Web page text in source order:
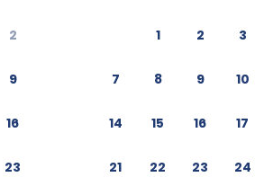
2
9
16
23
1 2 3
7 8 9 10
14 15 16 17
21 22 23 24